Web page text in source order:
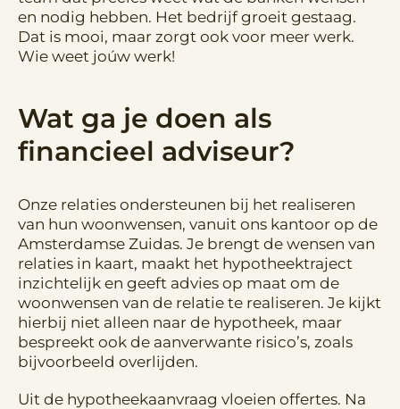
en nodig hebben. Het bedrijf groeit gestaag.
Dat is mooi, maar zorgt ook voor meer werk.
Wie weet joúw werk!
Wat ga je doen als
financieel adviseur?
Onze relaties ondersteunen bij het realiseren
van hun woonwensen, vanuit ons kantoor op de
Amsterdamse Zuidas. Je brengt de wensen van
relaties in kaart, maakt het hypotheektraject
inzichtelijk en geeft advies op maat om de
woonwensen van de relatie te realiseren. Je kijkt
hierbij niet alleen naar de hypotheek, maar
bespreekt ook de aanverwante risico’s, zoals
bijvoorbeeld overlijden.
Uit de hypotheekaanvraag vloeien offertes. Na